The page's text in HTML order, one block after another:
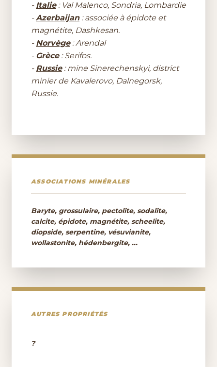
- Italie: Val Malenco, Sondria, Lombardie
-Azerbaijan: associée à épidote et
magnétite, Dashkesan.
- Norvège: Arendal
- Grèce: Serifos.
- Russie: mine Sinerechenskyi, district
minier de Kavalerovo, Dalnegorsk,
Russie.
ASSOCIATIONS MINÉRALES
Baryte, grossulaire, pectolite, sodalite,
calcite, épidote, magnétite, scheelite,
diopside, serpentine, vésuvianite,
wollastonite, hédenbergite, ...
AUTRES PROPRIÉTÉS
?